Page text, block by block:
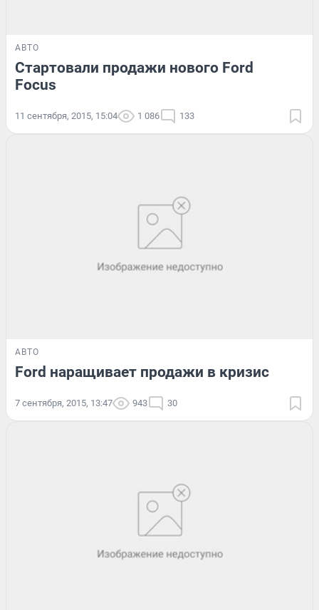
АВТО
Стартовали продажи нового Ford
Focus
11 сентября, 2015, 15:04 1 086 133
АВТО
Ford наращивает продажи в кризис
7 сентября, 2015, 13:47 943 30